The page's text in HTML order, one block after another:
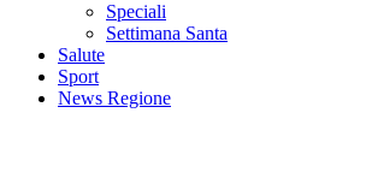
Speciali
Settimana Santa
Salute
Sport
News Regione